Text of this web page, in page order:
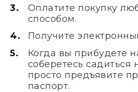
Оплатите покупку
способом.
Получите
Когда вы прибудете
соберетесь садиться
просто предъявите
паспорт.